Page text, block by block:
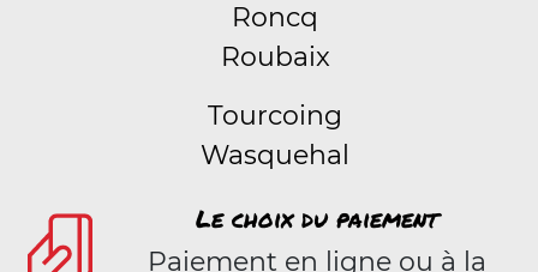
Roncq
Roubaix
Tourcoing
Wasquehal
Le choix du paiement
Paiement en ligne ou à la